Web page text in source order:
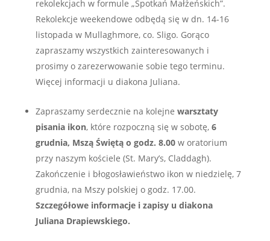
rekolekcjach w formule „Spotkań Małżeńskich”.
Rekolekcje weekendowe odbędą się w dn. 14-16
listopada w Mullaghmore, co. Sligo. Gorąco
zapraszamy wszystkich zainteresowanych i
prosimy o zarezerwowanie sobie tego terminu.
Więcej informacji u diakona Juliana.
Zapraszamy serdecznie na kolejne warsztaty
pisania ikon, które rozpoczną się w sobotę, 6
grudnia, Mszą Świętą o godz. 8.00w oratorium
przy naszym kościele (St. Mary’s, Claddagh).
Zakończenie i błogosławieństwo ikon w niedzielę, 7
grudnia, na Mszy polskiej o godz. 17.00.
Szczegółowe informacje i zapisy u diakona
Juliana Drapiewskiego.